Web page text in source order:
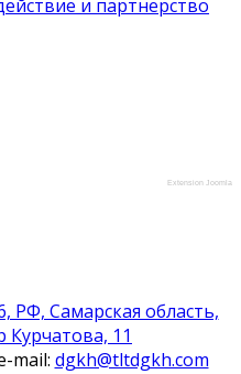
и партнерство
Extension Joomla
РФ, Самарская область,
Курчатова, 11
mail: dgkh@tltdgkh.com